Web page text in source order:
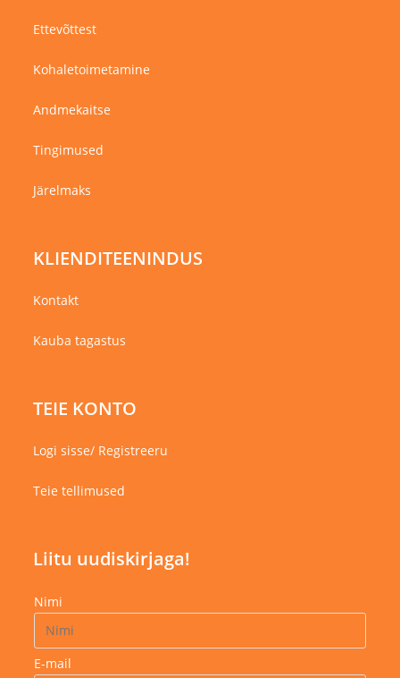
Ettevõttest
Kohaletoimetamine
Andmekaitse
Tingimused
Järelmaks
KLIENDITEENINDUS
Kontakt
Kauba tagastus
TEIE KONTO
Logi sisse/ Registreeru
Teie tellimused
Liitu uudiskirjaga!
Nimi
E-mail